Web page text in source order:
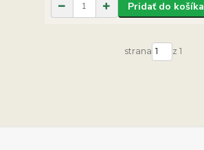
Pridať do košíka
strana z 1